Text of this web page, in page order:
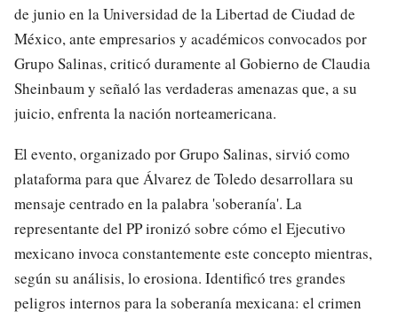
de junio en la Universidad de la Libertad de Ciudad de
México, ante empresarios y académicos convocados por
Grupo Salinas, criticó duramente al Gobierno de Claudia
Sheinbaum y señaló las verdaderas amenazas que, a su
juicio, enfrenta la nación norteamericana.
El evento, organizado por Grupo Salinas, sirvió como
plataforma para que Álvarez de Toledo desarrollara su
mensaje centrado en la palabra 'soberanía'. La
representante del PP ironizó sobre cómo el Ejecutivo
mexicano invoca constantemente este concepto mientras,
según su análisis, lo erosiona. Identificó tres grandes
peligros internos para la soberanía mexicana: el crimen